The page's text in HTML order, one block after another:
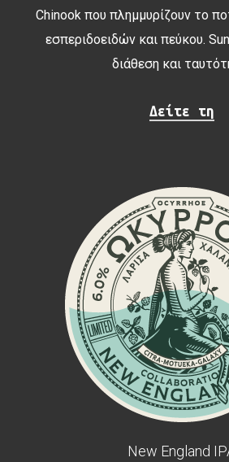
Chinook που πλημμυρίζουν το
εσπεριδοειδών και πεύκου.
διάθεση και
Δείτε τη
New England